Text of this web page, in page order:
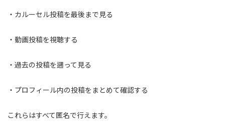
・カルーセル投稿を最後まで見る
・動画投稿を視聴する
・過去の投稿を遡って見る
・プロフィール内の投稿をまとめて確認する
これらはすべて匿名で行えます。